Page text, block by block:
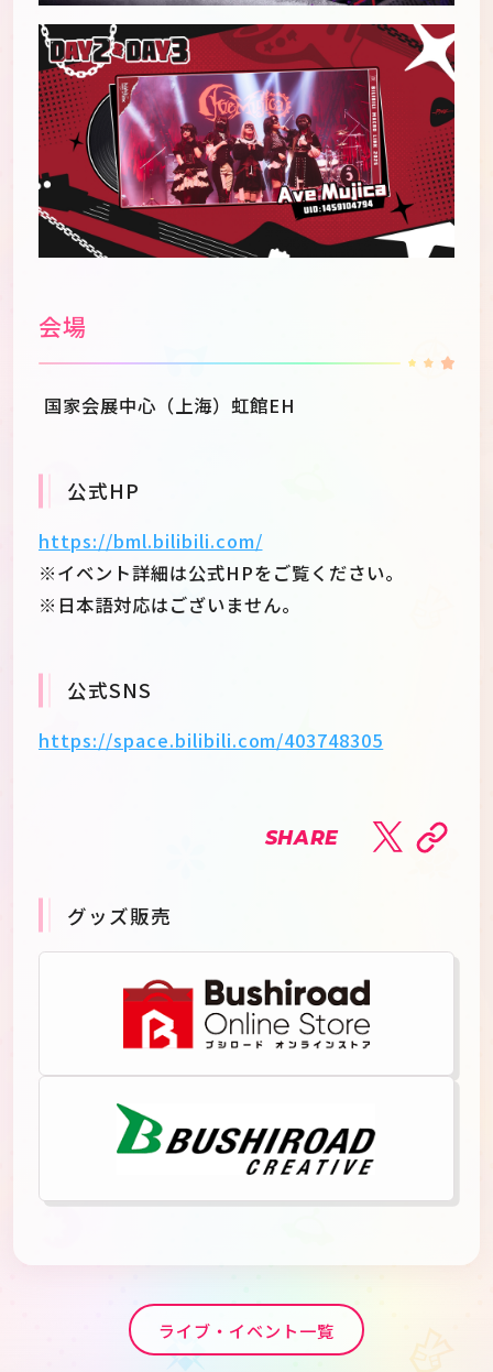
会場
国家会展中心（上海）虹館EH
公式HP
https://bml.bilibili.com/
※イベント詳細は公式HPをご覧ください。
※日本語対応はございません。
公式SNS
https://space.bilibili.com/403748305
SHARE
グッズ販売
ライブ・イベント一覧